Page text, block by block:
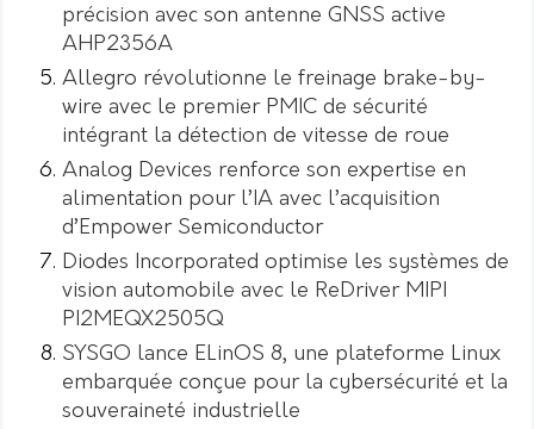
précision avec son antenne GNSS active
AHP2356A
Allegro révolutionne le freinage brake-by-
wire avec le premier PMIC de sécurité
intégrant la détection de vitesse de roue
Analog Devices renforce son expertise en
alimentation pour l’IA avec l’acquisition
d’Empower Semiconductor
Diodes Incorporated optimise les systèmes de
vision automobile avec le ReDriver MIPI
PI2MEQX2505Q
SYSGO lance ELinOS 8, une plateforme Linux
embarquée conçue pour la cybersécurité et la
souveraineté industrielle